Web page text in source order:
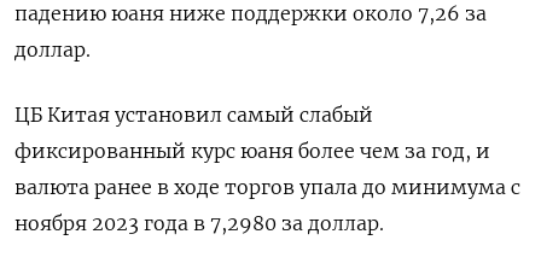
падению юаня ниже поддержки около 7,26 за
доллар.
ЦБ Китая установил самый слабый
фиксированный курс юаня более чем за год, и
валюта ранее в ходе торгов упала до минимума с
ноября 2023 года в 7,2980 за доллар.